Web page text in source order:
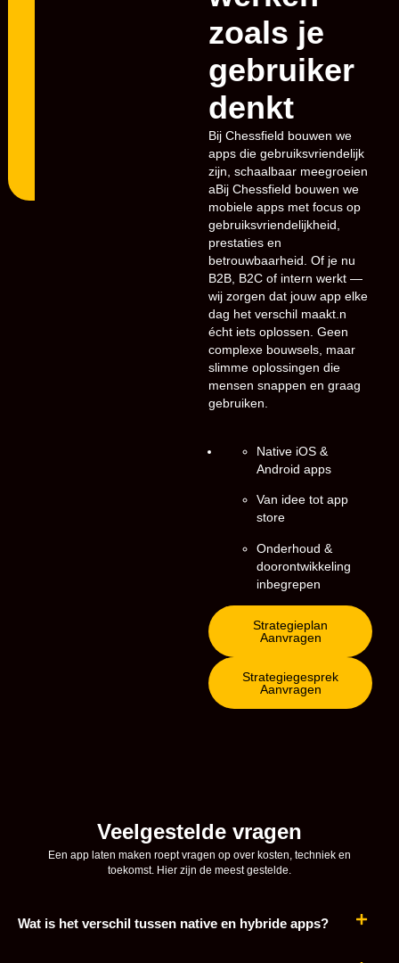
zoals je
gebruiker
denkt
Bij Chessfield bouwen we
apps die gebruiksvriendelijk
zijn, schaalbaar meegroeien
aBij Chessfield bouwen we
mobiele apps met focus op
gebruiksvriendelijkheid,
prestaties en
betrouwbaarheid. Of je nu
B2B, B2C of intern werkt —
wij zorgen dat jouw app elke
dag het verschil maakt.n
écht iets oplossen. Geen
complexe bouwsels, maar
slimme oplossingen die
mensen snappen en graag
gebruiken.
Native iOS &
Android apps
Van idee tot app
store
Onderhoud &
doorontwikkeling
inbegrepen
Strategieplan
Aanvragen
Strategiegesprek
Aanvragen
Veelgestelde vragen
Een app laten maken roept vragen op over kosten, techniek en
toekomst. Hier zijn de meest gestelde.
Wat is het verschil tussen native en hybride apps?